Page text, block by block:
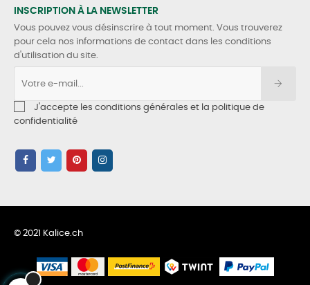
INSCRIPTION À LA NEWSLETTER
Vous pouvez vous désinscrire à tout moment. Vous trouverez
pour cela nos informations de contact dans les conditions
d'utilisation du site.
J'accepte les conditions générales et la politique de
confidentialité
© 2021 Kalice.ch